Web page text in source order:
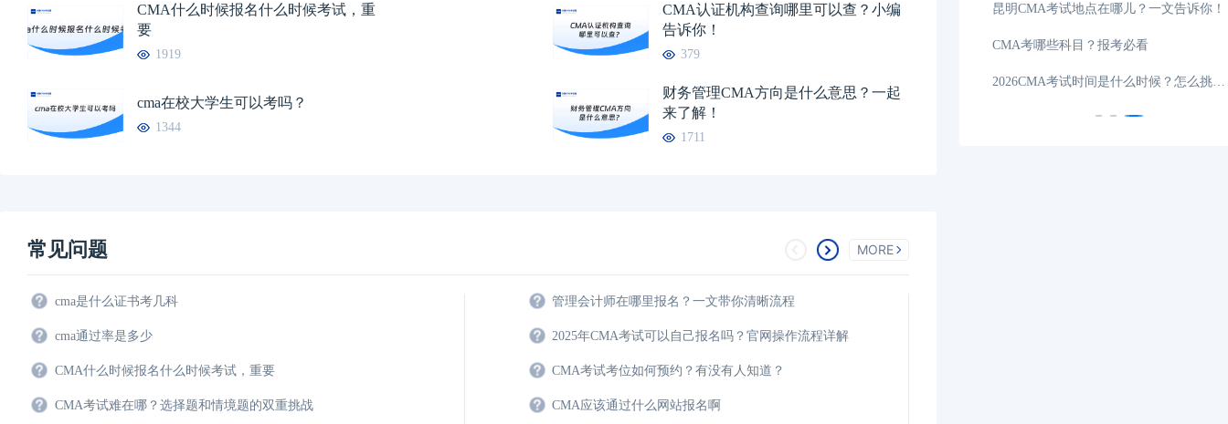
CMA什么时候报名什么时候考试，重
要
1919
CMA认证机构查询哪里可以查？小编
告诉你！
379
cma在校大学生可以考吗？
1344
财务管理CMA方向是什么意思？一起
来了解！
1711
常见问题 MORE
cma是什么证书考几科
cma通过率是多少
CMA什么时候报名什么时候考试，重要
CMA考试难在哪？选择题和情境题的双重挑战
管理会计师在哪里报名？一文带你清晰流程
2025年CMA考试可以自己报名吗？官网操作流程详解
CMA考试考位如何预约？有没有人知道？
CMA应该通过什么网站报名啊
2026年CMA考试题型和分数构成是怎 04-24
CMA自学能考过吗？点击了解详情！
04-24
2026年cma考试费用多少钱？ 昆明CMA考试地点在哪儿？一文告诉你！
CMA考哪些科目？报考必看
2026CMA考试时间是什么时候？怎么挑选机构？